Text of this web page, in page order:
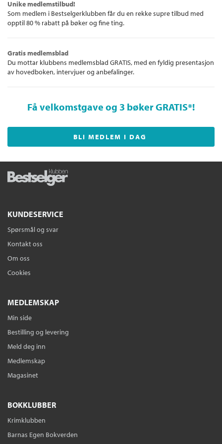
Unike medlemstilbud!
Som medlem i Bestselgerklubben får du en rekke supre tilbud med
opptil 80 % rabatt på bøker og fine ting.
Gratis medlemsblad
Du mottar klubbens medlemsblad GRATIS, med en fyldig presentasjon
av hovedboken, intervjuer og anbefalinger.
Få velkomstgave og 3 bøker GRATIS*!
BLI MEDLEM I DAG
KUNDESERVICE
Spørsmål og svar
Kontakt oss
Om oss
Cookies
MEDLEMSKAP
Min side
Bestilling og levering
Meld deg inn
Medlemskap
Magasinet
BOKKLUBBER
Krimklubben
Barnas Egen Bokverden